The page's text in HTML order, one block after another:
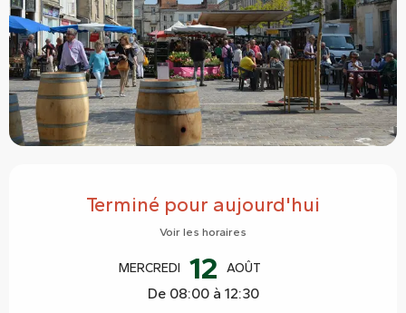
Terminé pour aujourd'hui
Voir les horaires
MERCREDI 12 AOÛT
De 08:00 à 12:30